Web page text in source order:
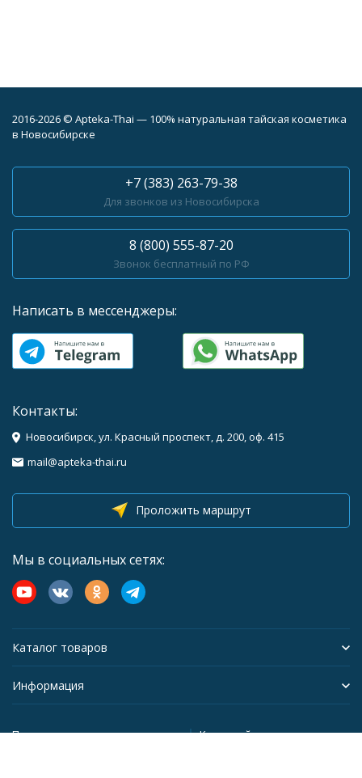
2016-2026 © Apteka-Thai — 100% натуральная тайская косметика
в Новосибирске
+7 (383) 263-79-38
Для звонков из Новосибирска
8 (800) 555-87-20
Звонок бесплатный по РФ
Написать в мессенджеры:
Контакты:
Новосибирск, ул. Красный проспект, д. 200, оф. 415
mail@apteka-thai.ru
Проложить маршрут
Мы в социальных сетях:
Каталог товаров
Информация
Политика персональных данных Карта сайта